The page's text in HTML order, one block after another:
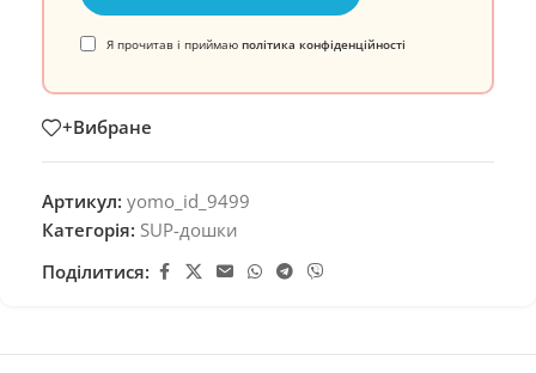
Я прочитав і приймаю політика конфіденційності
+Вибране
Артикул: yomo_id_9499
Категорія: SUP-дошки
Поділитися: